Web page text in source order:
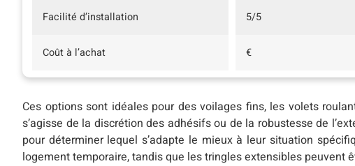
Facilité d’installation 5/5
Coût à l’achat €
Ces options sont idéales pour des voilages fins, les volets
s’agisse de la discrétion des adhésifs ou de la robustesse de
pour déterminer lequel s’adapte le mieux à leur situation
logement temporaire, tandis que les tringles extensibles peuvent